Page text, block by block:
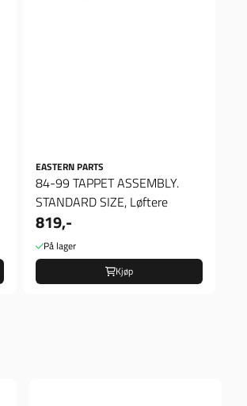
EASTERN PARTS
84-99 TAPPET ASSEMBLY.
STANDARD SIZE, Løftere
819,-
På lager
Kjøp